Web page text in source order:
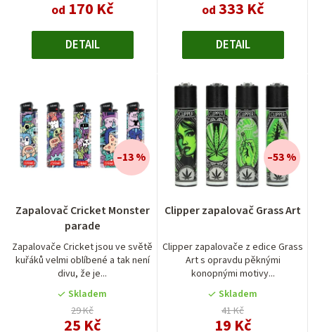
od 170 Kč
DETAIL
od 333 Kč
DETAIL
Zapalovač Cricket Monster
parade
Zapalovače Cricket jsou ve světě
kuřáků velmi oblíbené a tak není
divu, že je...
Skladem
29 Kč
25 Kč
–13 %
Clipper zapalovač Grass Art
Clipper zapalovače z edice Grass
Art s opravdu pěknými
konopnými motivy...
Skladem
41 Kč
19 Kč
–53 %